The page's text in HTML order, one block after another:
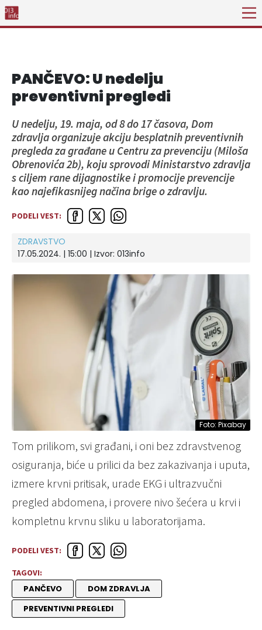
PANČEVO: U nedelju
preventivni pregledi
U nedelju, 19. maja, od 8 do 17 časova, Dom
zdravlja organizuje akciju besplatnih preventivnih
pregleda za građane u Centru za prevenciju (Miloša
Obrenovića 2b), koju sprovodi Ministarstvo zdravlja
s ciljem rane dijagnostike i promocije prevencije
kao najefikasnijeg načina brige o zdravlju.
PODELI VEST:
ZDRAVSTVO
17.05.2024. | 15:00 | Izvor: 013info
Foto: Pixabay
Tom prilikom, svi građani, i oni bez zdravstvenog
osiguranja, biće u prilici da bez zakazivanja i uputa,
izmere krvni pritisak, urade EKG i ultrazvučni
pregled abdomena, i provere nivo šećera u krvi i
kompletnu krvnu sliku u laboratorijama.
PODELI VEST:
TAGOVI:
PANČEVO
DOM ZDRAVLJA
PREVENTIVNI PREGLEDI